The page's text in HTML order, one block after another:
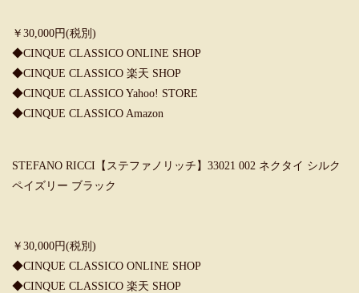
￥30,000円(税別)
◆CINQUE CLASSICO ONLINE SHOP
◆CINQUE CLASSICO 楽天 SHOP
◆CINQUE CLASSICO Yahoo! STORE
◆CINQUE CLASSICO Amazon
STEFANO RICCI【ステファノリッチ】33021 002 ネクタイ シルク
ペイズリー ブラック
￥30,000円(税別)
◆CINQUE CLASSICO ONLINE SHOP
◆CINQUE CLASSICO 楽天 SHOP